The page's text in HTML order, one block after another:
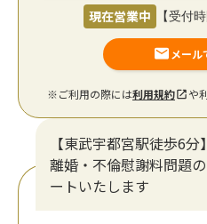
現在営業中 【受付
メール
※ご利用の際には利用規約 や
【東武宇都宮駅徒歩6分
離婚・不倫慰謝料問題
ートいたします